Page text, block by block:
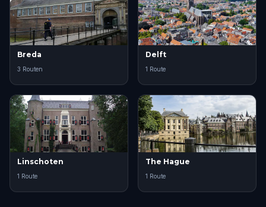
Breda
3 Routen
Delft
1 Route
Linschoten
1 Route
The Hague
1 Route